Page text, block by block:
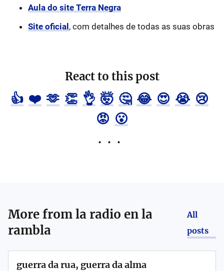
Aula do site Terra Negra
Site oficial , com detalhes de todas as suas obras
React to this post
👍 ❤️ 🫶 👏 👌 🤯 🤔 😂 😍 😭 😢
😡 😮
More fromla radio en la
rambla
All
posts
guerra da rua, guerra da alma